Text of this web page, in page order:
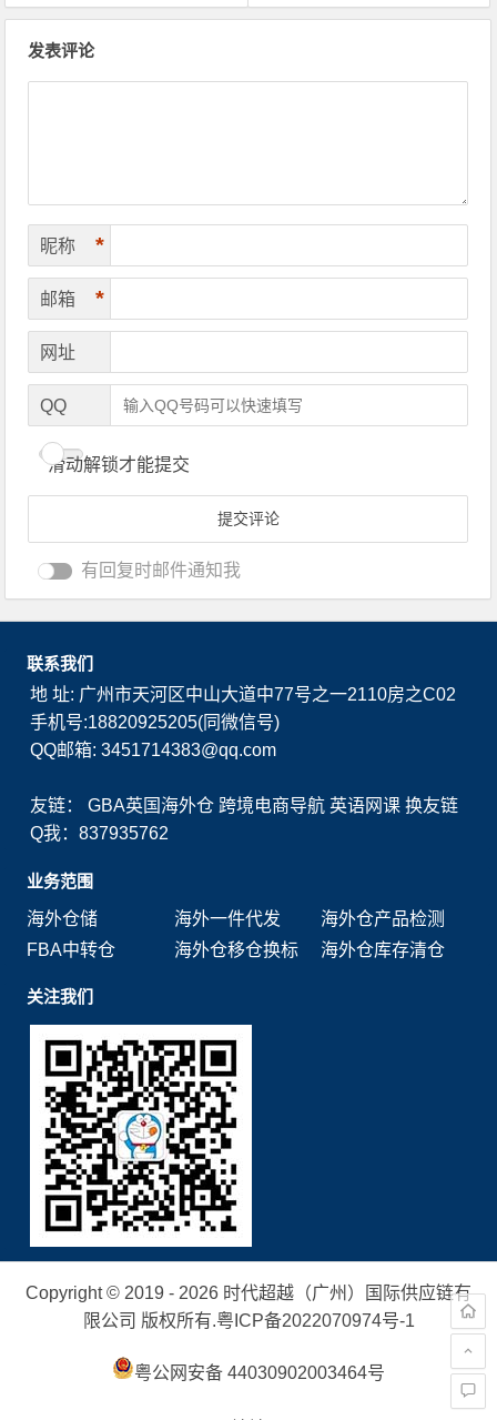
发表评论
昵称 *
邮箱 *
网址
QQ
滑动解锁才能提交
有回复时邮件通知我
联系我们
地 址: 广州市天河区中山大道中77号之一2110房之C02
手机号:18820925205(同微信号)
QQ邮箱: 3451714383@qq.com
友链：GBA英国海外仓 跨境电商导航 英语网课 换友链
Q我：837935762
业务范围
海外仓储
海外一件代发
海外仓产品检测
FBA中转仓
海外仓移仓换标 海外仓库存清仓
关注我们
Copyright © 2019 - 2026 时代超越（广州）国际供应链有
限公司 版权所有.粤ICP备2022070974号-1
粤公网安备 44030902003464号